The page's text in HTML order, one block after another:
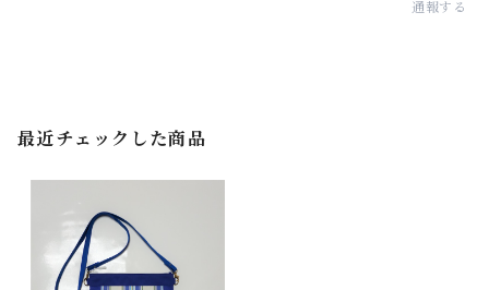
通報する
最近チェックした商品